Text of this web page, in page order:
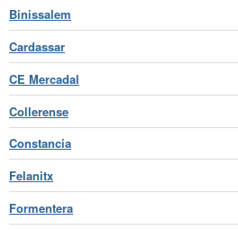
Binissalem
Cardassar
CE Mercadal
Collerense
Constancia
Felanitx
Formentera